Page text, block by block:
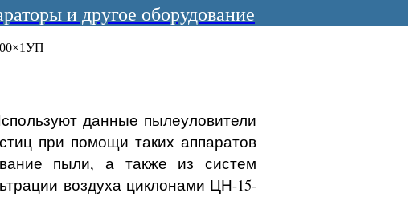
и другое оборудование
данные пылеуловители
при помощи таких аппаратов
пыли, а также из систем
воздуха циклонами ЦН-15-